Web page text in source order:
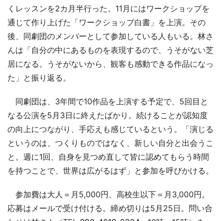
くレッスンを2カ月半行った。11月にはワークショップを
通じて作り上げた「ワークショップ白書」を上演。その
後、同劇団のメンバーとして参加している人もいる。林さ
んは「自分の中にあるものを表現するので、うそがない芝
居になる。うそがないから、観客も感動できる作品になっ
た」と振り返る。
同劇団は、3年間で10作品を上演する予定で、5回目と
なる公演を5月3日に終えたばかり。続けることが認知度
の向上につながり、手応えも感じているという。「演じる
というのは、つくりものではなく、新しい自分と出会うこ
と。週に1回、自身を見つめ直して皆に認めてもらう時間
を持つことで、世界は広がるはず」と参加を呼びかける。
参加費は大人＝月5,000円、高校生以下＝月3,000円。
応募はメールで受け付ける。締め切りは5月25日。問い合